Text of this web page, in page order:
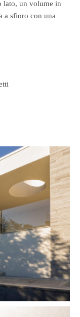
lato, un volume in
a sfioro con una